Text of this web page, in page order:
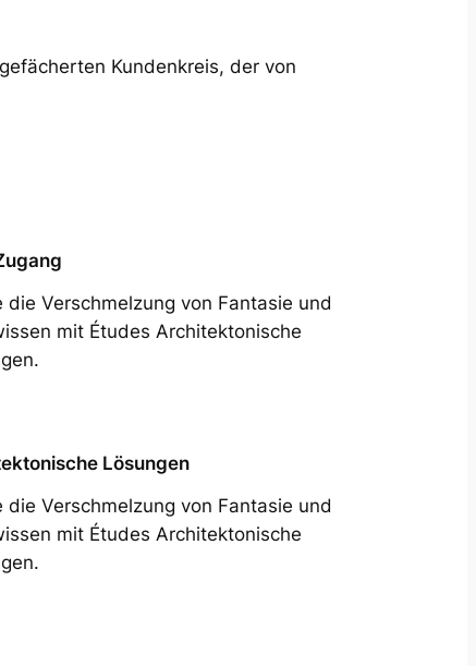
Kundenkreis, der von
die Verschmelzung von Fantasie und
mit Études Architektonische
Lösungen
die Verschmelzung von Fantasie und
mit Études Architektonische